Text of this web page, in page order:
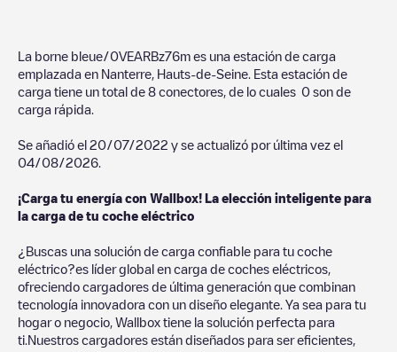
La borne bleue/0VEARBz76m es una estación de carga
emplazada en Nanterre Hauts-de-Seine . Esta estación de
carga tiene un total de 8 conectores, de lo cuales 0 son de
carga rápida.
Se añadió el 20/07/2022 y se actualizó por última vez el
04/08/2026
¡Carga tu energía con Wallbox! La elección inteligente para
la carga de tu coche eléctrico
¿Buscas una solución de carga confiable para tu coche
eléctrico?es líder global en carga de coches eléctricos,
ofreciendo cargadores de última generación que combinan
tecnología innovadora con un diseño elegante. Ya sea para tu
hogar o negocio, Wallbox tiene la solución perfecta para
ti.Nuestros cargadores están diseñados para ser eficientes,